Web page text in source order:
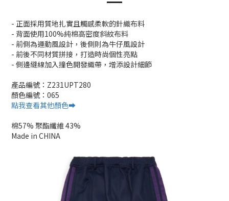
- 正面採用質地扎實且觸感柔軟的針織布料
- 背面使用100%純棉高密度斜紋布料
- 前側為運動風設計，後側則為牛仔風設計
- 前後不同材質拼接，打造時尚個性亮點
- 側邊縫線加入撞色開發織帶，增添設計細節
產品編號：Z231UPT280
顏色編號：065
點我查看其他顏色➡️
棉57% 聚酯纖維 43%
Made in CHINA